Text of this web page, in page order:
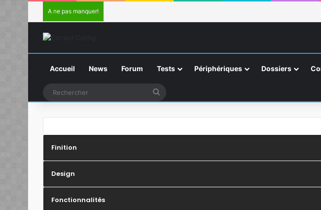
A ne pas manquer!
Accueil News Forum Tests Périphériques Dossiers
Finition
Design
Fonctionnalités